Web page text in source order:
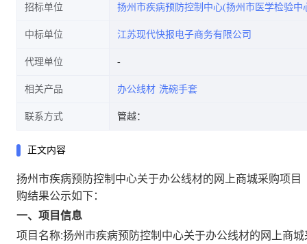
招标单位 扬州市疾病预防控制中心(扬州市医学检验中
中标单位 江苏现代快报电子商务有限公司
代理单位
相关产品 办公线材 洗碗手套
联系方式 管越：
正文内容
扬州市疾病预防控制中心关于办公线材的网上商城采购项目
购结果公示如下：
一、项目信息
项目名称:扬州市疾病预防控制中心关于办公线材的网上商城